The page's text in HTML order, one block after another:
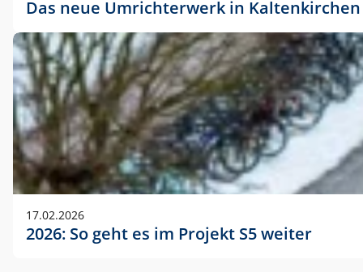
Das neue Umrichterwerk in Kaltenkirchen
17.02.2026
2026: So geht es im Projekt S5 weiter